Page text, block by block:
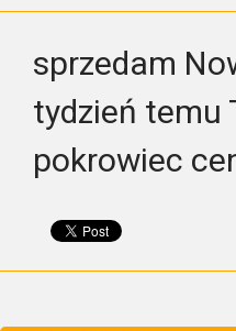
sprzedam
tydzień temu
pokrowiec